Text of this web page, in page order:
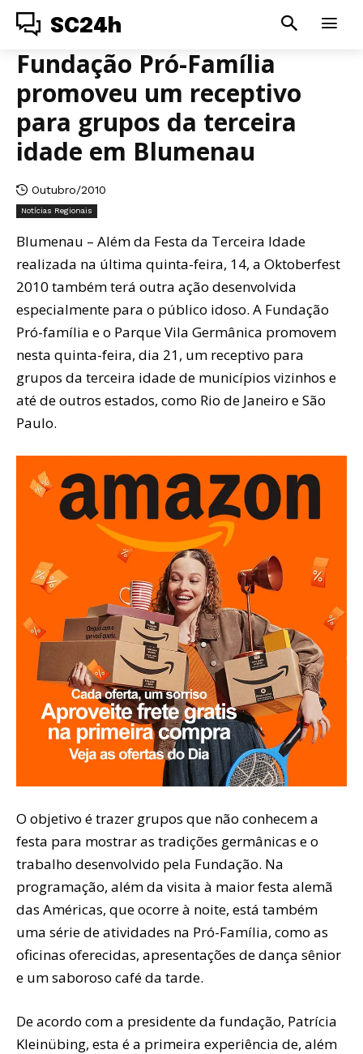
SC24h
Fundação Pró-Família
promoveu um receptivo
para grupos da terceira
idade em Blumenau
Outubro/2010
Notícias Regionais
Blumenau – Além da Festa da Terceira Idade
realizada na última quinta-feira, 14, a Oktoberfest
2010 também terá outra ação desenvolvida
especialmente para o público idoso. A Fundação
Pró-família e o Parque Vila Germânica promovem
nesta quinta-feira, dia 21, um receptivo para
grupos da terceira idade de municípios vizinhos e
até de outros estados, como Rio de Janeiro e São
Paulo.
O objetivo é trazer grupos que não conhecem a
festa para mostrar as tradições germânicas e o
trabalho desenvolvido pela Fundação. Na
programação, além da visita à maior festa alemã
das Américas, que ocorre à noite, está também
uma série de atividades na Pró-Família, como as
oficinas oferecidas, apresentações de dança sênior
e um saboroso café da tarde.
De acordo com a presidente da fundação, Patrícia
Kleinübing, esta é a primeira experiência de, além